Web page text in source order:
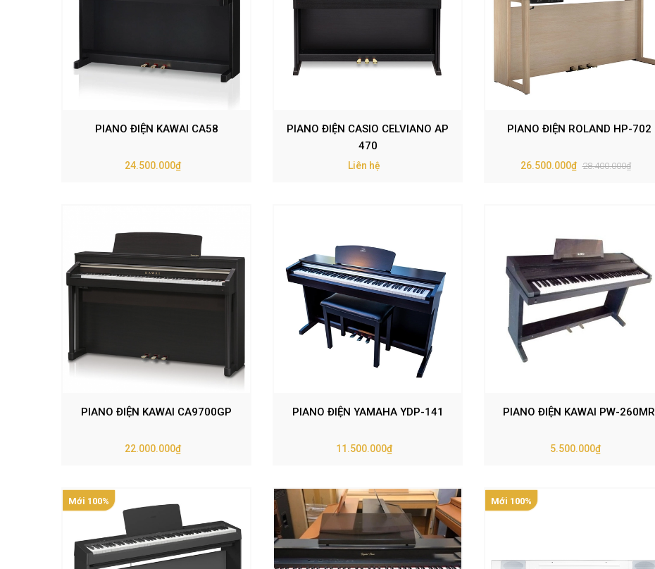
PIANO ĐIỆN KAWAI CA58
24.500.000₫
PIANO ĐIỆN CASIO CELVIANO AP
470
Liên hệ
PIANO ĐIỆN ROLAND HP-702
26.500.000₫ 28.400.000₫
PIANO ĐIỆN KAWAI CA9700GP
22.000.000₫
PIANO ĐIỆN YAMAHA YDP-141
11.500.000₫
PIANO ĐIỆN KAWAI PW-260MR
5.500.000₫
Mới 100% Mới 100%